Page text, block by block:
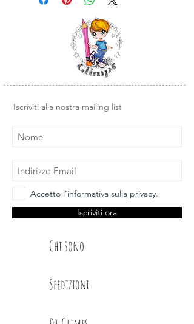
retro, per poter creare progetti
Ogni fogli ha una cimosa (la striscia
sul fondo della carta) su cui sono
stampate frasi e sentiment a tema.
Le carte sono abbinate al set da 250
gr :
Iscriviti alla nostra mailing list
Accetto l'informativa sulla privacy.
Iscriviti ora
Chi sono
Spedizioni